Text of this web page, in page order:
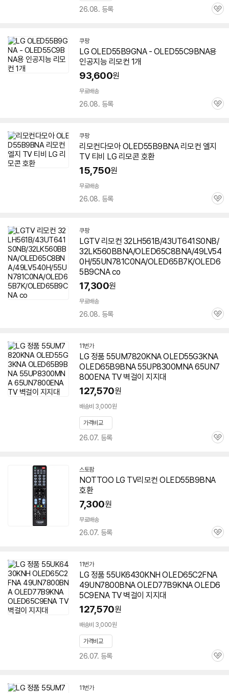
26.08. 등록
관
쿠팡
LG OLED55B9GNA - OLED55C9BNA용
인공지능 리모컨 1개
93,600원
무료배송
26.08. 등록
관
쿠팡
리모컨다모아 OLED55B9BNA 리모컨 엘지
TV 티비 LG 리모콘 호환
15,750원
무료배송
26.08. 등록
관
쿠팡
LGTV 리모컨 32LH561B/43UT641S0NB/
32LK560BBNA/OLED65C8BNA/49LV54
0H/55UN781C0NA/OLED65B7K/OLED6
5B9CNA co
17,300원
무료배송
26.08. 등록
관
11번가
LG 정품 55UM7820KNA OLED55G3KNA
OLED65B9BNA 55UP8300MNA 65UN7
800ENA TV 벽걸이 지지대
127,570원
배송비 3,000원
가격비교
26.07. 등록
관
스토팜네
버
이
NOTTOO LG TV리모컨 OLED55B9BNA
호환
7,300원
무료배송
26.07. 등록
관
11번가
LG 정품 55UK6430KNH OLED65C2FNA
49UN7800BNA OLED77B9KNA OLED6
5C9ENA TV 벽걸이 지지대
127,570원
배송비 3,000원
가격비교
26.07. 등록
관
11번가